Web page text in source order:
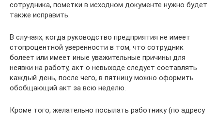
сотрудника, пометки в исходном документе нужно будет
также исправить.
В случаях, когда руководство предприятия не имеет
стопроцентной уверенности в том, что сотрудник
болеет или имеет иные уважительные причины для
неявки на работу, акт о невыходе следует составлять
каждый день, после чего, в пятницу можно оформить
обобщающий акт за всю неделю.
Кроме того, желательно посылать работнику (по адресу